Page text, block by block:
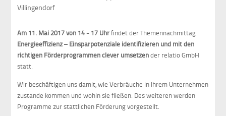
Villingendorf
Am 11. Mai 2017 von 14 - 17 Uhrfindet der Themennachmittag
Energieeffizienz – Einsparpotenziale identifizieren und mit den
richtigen Förderprogrammen clever umsetzender relatio GmbH
statt.
Wir beschäftigen uns damit, wie Verbräuche in Ihrem Unternehmen
zustande kommen und wohin sie fließen. Des weiteren werden
Programme zur stattlichen Förderung vorgestellt.